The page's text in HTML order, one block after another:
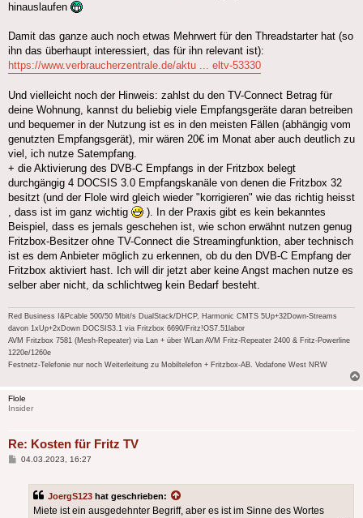
hinauslaufen
Damit das ganze auch noch etwas Mehrwert für den Threadstarter hat (so
ihn das überhaupt interessiert, das für ihn relevant ist):
https://www.verbraucherzentrale.de/aktu ... eltv-53330
Und vielleicht noch der Hinweis: zahlst du den TV-Connect Betrag für
deine Wohnung, kannst du beliebig viele Empfangsgeräte daran betreiben
und bequemer in der Nutzung ist es in den meisten Fällen (abhängig vom
genutzten Empfangsgerät), mir wären 20€ im Monat aber auch deutlich zu
viel, ich nutze Satempfang.
+ die Aktivierung des DVB-C Empfangs in der Fritzbox belegt
durchgängig 4 DOCSIS 3.0 Empfangskanäle von denen die Fritzbox 32
besitzt (und der Flole wird gleich wieder "korrigieren" wie das richtig heisst
, dass ist im ganz wichtig
). In der Praxis gibt es kein bekanntes
Beispiel, dass es jemals geschehen ist, wie schon erwähnt nutzen genug
Fritzbox-Besitzer ohne TV-Connect die Streamingfunktion, aber technisch
ist es dem Anbieter möglich zu erkennen, ob du den DVB-C Empfang der
Fritzbox aktiviert hast. Ich will dir jetzt aber keine Angst machen nutze es
selber aber nicht, da schlichtweg kein Bedarf besteht.
Red Business I&Pcable 500/50 Mbit/s DualStack/DHCP, Harmonic CMTS 5Up+32Down-Streams
davon 1xUp+2xDown DOCSIS3.1 via Fritzbox 6690/Fritz!OS7.51labor
AVM Fritzbox 7581 (Mesh-Repeater) via Lan + über WLan AVM Fritz-Repeater 2400 & Fritz-Powerline
1220e/1260e
Festnetz-Telefonie nur noch Weiterleitung zu Mobiltelefon + Fritzbox-AB. Vodafone West NRW
Flole
Insider
Re: Kosten für Fritz TV
Beitrag
04.03.2023, 16:27
JoergS123 hat geschrieben:
Miete ist ein ausgedehnter Begriff, aber es ist im Sinne des Wortes